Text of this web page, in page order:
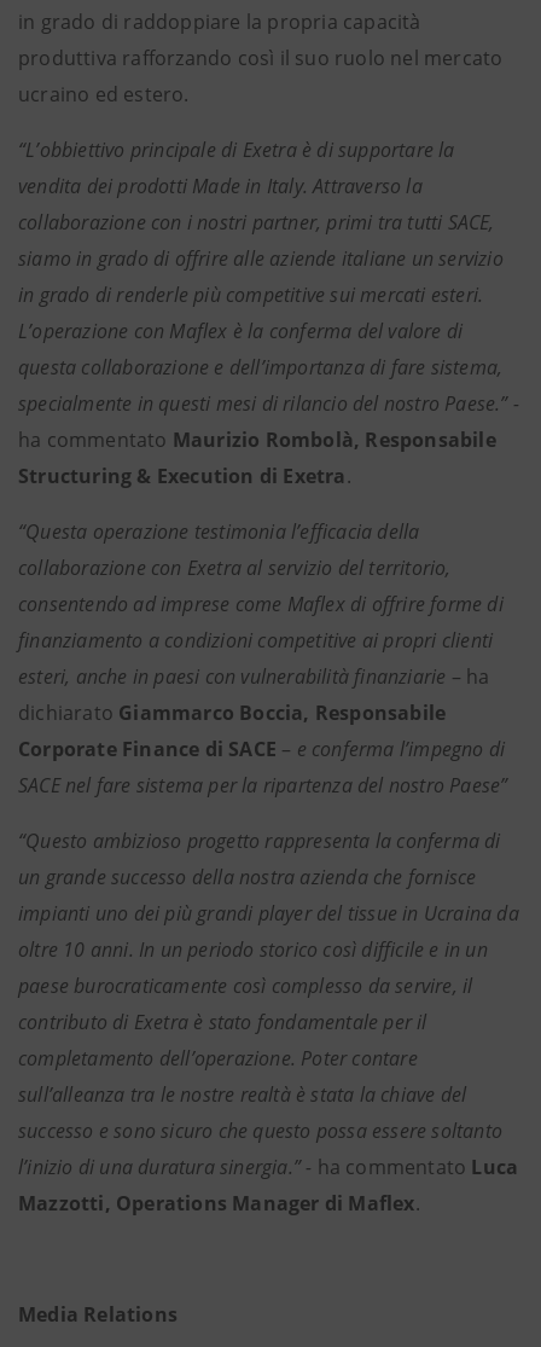
in grado di raddoppiare la propria capacità
produttiva rafforzando così il suo ruolo nel mercato
ucraino ed estero.
“L’obbiettivo principale di Exetra è di supportare la
vendita dei prodotti Made in Italy. Attraverso la
collaborazione con i nostri partner, primi tra tutti SACE,
siamo in grado di offrire alle aziende italiane un servizio
in grado di renderle più competitive sui mercati esteri.
L’operazione con Maflex è la conferma del valore di
questa collaborazione e dell’importanza di fare sistema,
specialmente in questi mesi di rilancio del nostro Paese.” -
ha commentato Maurizio Rombolà, Responsabile
Structuring & Execution di Exetra.
“Questa operazione testimonia l’efficacia della
collaborazione con Exetra al servizio del territorio,
consentendo ad imprese come Maflex di offrire forme di
finanziamento a condizioni competitive ai propri clienti
esteri, anche in paesi con vulnerabilità finanziarie – ha
dichiarato Giammarco Boccia, Responsabile
Corporate Finance di SACE – e conferma l’impegno di
SACE nel fare sistema per la ripartenza del nostro Paese”
“Questo ambizioso progetto rappresenta la conferma di
un grande successo della nostra azienda che fornisce
impianti uno dei più grandi player del tissue in Ucraina da
oltre 10 anni. In un periodo storico così difficile e in un
paese burocraticamente così complesso da servire, il
contributo di Exetra è stato fondamentale per il
completamento dell’operazione. Poter contare
sull’alleanza tra le nostre realtà è stata la chiave del
successo e sono sicuro che questo possa essere soltanto
l’inizio di una duratura sinergia.” - ha commentato Luca
Mazzotti, Operations Manager di Maflex.
Media Relations